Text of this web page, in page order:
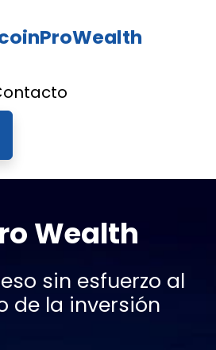
Wealth
sin esfuerzo al
de la inversión